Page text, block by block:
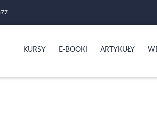
KURSY E-BOOKI ARTYKUŁY